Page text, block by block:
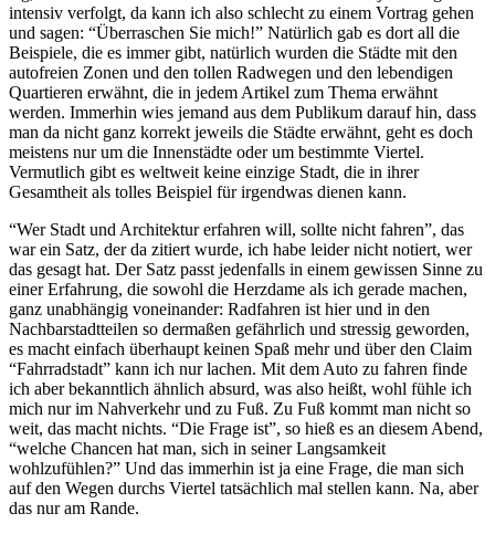
intensiv verfolgt, da kann ich also schlecht zu einem Vortrag gehen
und sagen: “Überraschen Sie mich!” Natürlich gab es dort all die
Beispiele, die es immer gibt, natürlich wurden die Städte mit den
autofreien Zonen und den tollen Radwegen und den lebendigen
Quartieren erwähnt, die in jedem Artikel zum Thema erwähnt
werden. Immerhin wies jemand aus dem Publikum darauf hin, dass
man da nicht ganz korrekt jeweils die Städte erwähnt, geht es doch
meistens nur um die Innenstädte oder um bestimmte Viertel.
Vermutlich gibt es weltweit keine einzige Stadt, die in ihrer
Gesamtheit als tolles Beispiel für irgendwas dienen kann.
“Wer Stadt und Architektur erfahren will, sollte nicht fahren”, das
war ein Satz, der da zitiert wurde, ich habe leider nicht notiert, wer
das gesagt hat. Der Satz passt jedenfalls in einem gewissen Sinne zu
einer Erfahrung, die sowohl die Herzdame als ich gerade machen,
ganz unabhängig voneinander: Radfahren ist hier und in den
Nachbarstadtteilen so dermaßen gefährlich und stressig geworden,
es macht einfach überhaupt keinen Spaß mehr und über den Claim
“Fahrradstadt” kann ich nur lachen. Mit dem Auto zu fahren finde
ich aber bekanntlich ähnlich absurd, was also heißt, wohl fühle ich
mich nur im Nahverkehr und zu Fuß. Zu Fuß kommt man nicht so
weit, das macht nichts. “Die Frage ist”, so hieß es an diesem Abend,
“welche Chancen hat man, sich in seiner Langsamkeit
wohlzufühlen?” Und das immerhin ist ja eine Frage, die man sich
auf den Wegen durchs Viertel tatsächlich mal stellen kann. Na, aber
das nur am Rande.